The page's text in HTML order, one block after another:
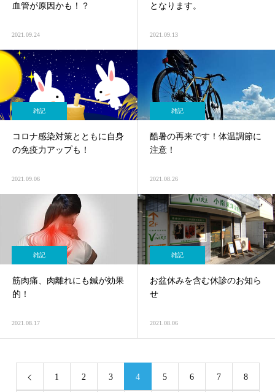
血管が原因かも！？
2021.09.24
となります。
2021.09.13
雑記
コロナ感染対策とともに自身
の免疫力アップも！
2021.09.06
雑記
酷暑の再来です！体温調節に
注意！
2021.08.26
雑記
筋肉痛、肉離れにも鍼が効果
的！
2021.08.17
雑記
お盆休みを含む休診のお知ら
せ
2021.08.06
1 2 3 4 5 6 7 8